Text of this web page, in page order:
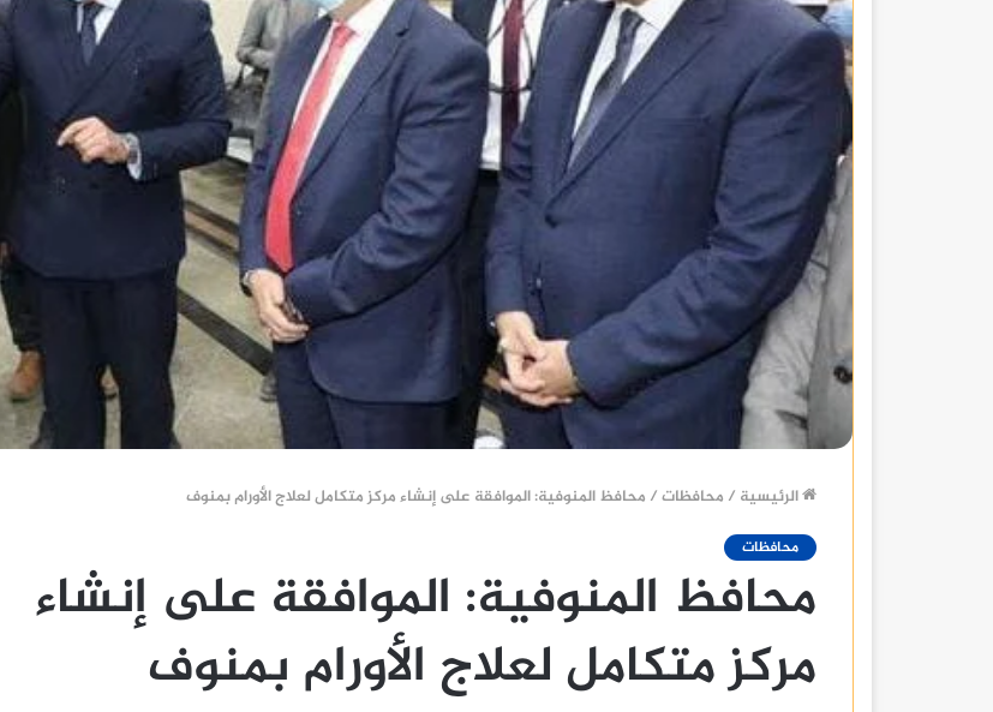
الرئيسية / محافظات/ محافظ المنوفية: الموافقة على إنشاء مركز متكامل لعلاج الأورام بمنوف
محافظات
محافظ المنوفية: الموافقة على إنشاء
مركز متكامل لعلاج الأورام بمنوف